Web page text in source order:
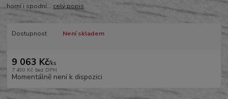
horní i spodní... celý popis
Dostupnost Není skladem
9 063 Kč/ks
7 490 Kč bez DPH
Momentálně není k dispozici